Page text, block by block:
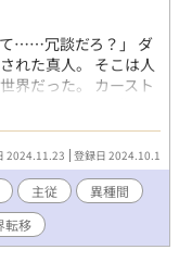
て……冗談だろ？」 ダ
れた真人。 そこは人
界だった。 カースト
同じく最下層の"劣等
ひたむきさは、すさ
達の心をも変えてい
える中、真人とノヴ
。 しかし、二人の
明らかになり、真人
展開あり。人外×
ァンタジーBL。
2024.11.23 登録日 2024.10.1
主従
異種間
転移